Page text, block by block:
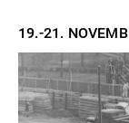
19.-21.